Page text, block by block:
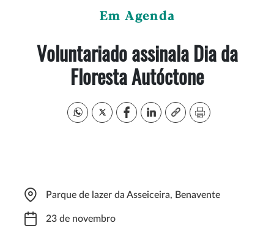
Em Agenda
Voluntariado assinala Dia da
Floresta Autóctone
Parque de lazer da Asseiceira, Benavente
23 de novembro